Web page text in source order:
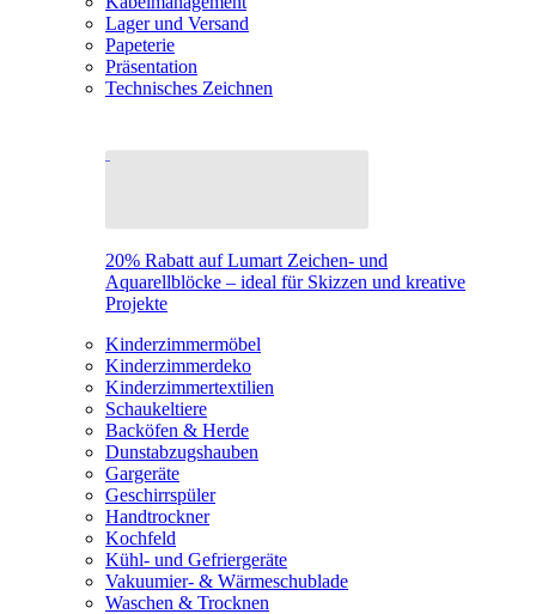
Lager und Versand
Papeterie
Präsentation
Technisches Zeichnen
20% Rabatt auf Lumart Zeichen- und
Aquarellblöcke – ideal für Skizzen und kreative
Projekte
Kinderzimmermöbel
Kinderzimmerdeko
Kinderzimmertextilien
Schaukeltiere
Backöfen & Herde
Dunstabzugshauben
Gargeräte
Geschirrspüler
Handtrockner
Kochfeld
Kühl- und Gefriergeräte
Vakuumier- & Wärmeschublade
Waschen & Trocknen